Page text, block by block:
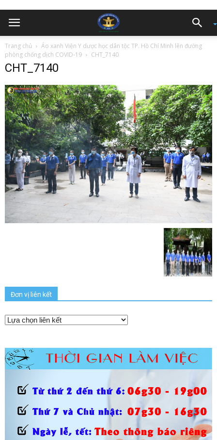
Trang chủ
Áo xanh Viện Y dược học dân tộc TP. Hồ Chí Minh lên đường
phòng chống dịch COVID-19
CHT_7140
CHT_7140
Đơn vị liên kết